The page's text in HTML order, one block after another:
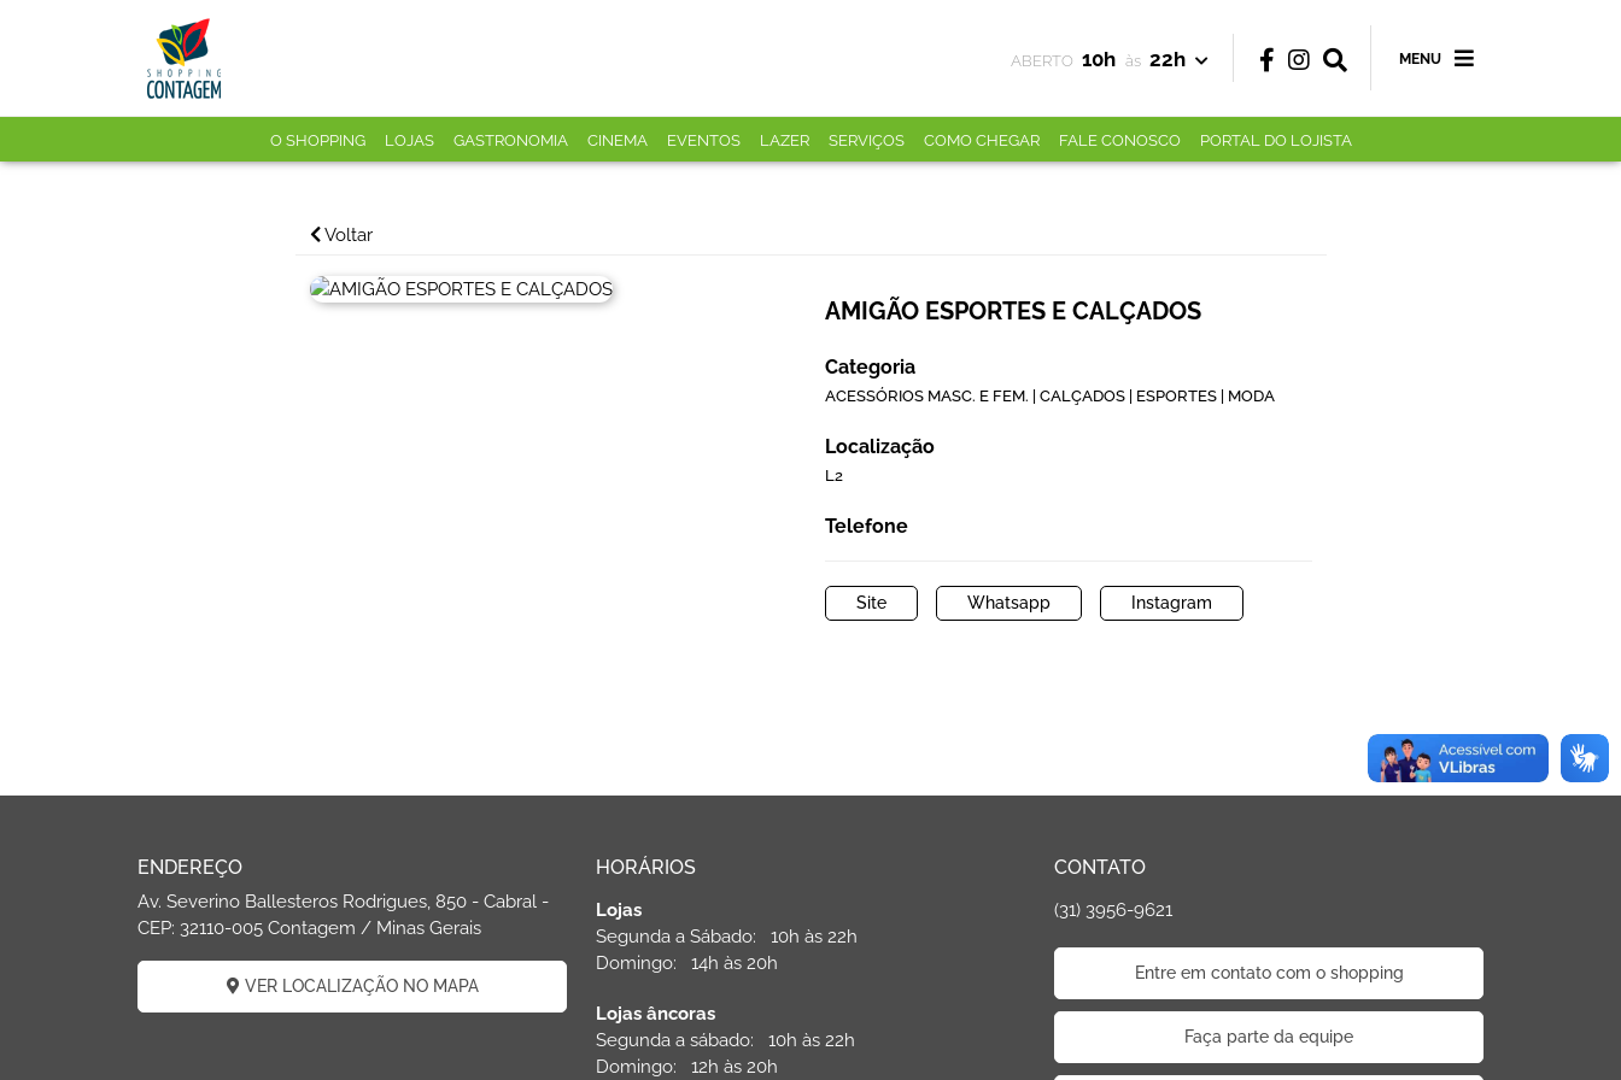
ABERTO 10h às 22h MENU
O SHOPPING LOJAS GASTRONOMIA CINEMA EVENTOS LAZER SERVIÇOS COMO CHEGAR FALE CONOSCO PORTAL DO LOJISTA
Voltar
AMIGÃO ESPORTES E CALÇADOS
Categoria
ACESSÓRIOS MASC. E FEM. | CALÇADOS | ESPORTES | MODA
Localização
L2
Telefone
Site Whatsapp Instagram
ENDEREÇO
Av. Severino Ballesteros Rodrigues, 850 - Cabral -
CEP: 32110-005 Contagem / Minas Gerais
VER LOCALIZAÇÃO NO MAPA
HORÁRIOS
Lojas
Segunda a Sábado: 10h às 22h
Domingo: 14h às 20h
Lojas âncoras
Segunda a sábado: 10h às 22h
Domingo: 12h às 20h
CONTATO
(31) 3956-9621
Entre em contato com o shopping
Faça parte da equipe